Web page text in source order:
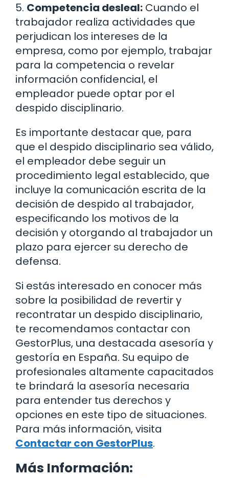
5. Competencia desleal: Cuando el
trabajador realiza actividades que
perjudican los intereses de la
empresa, como por ejemplo, trabajar
para la competencia o revelar
información confidencial, el
empleador puede optar por el
despido disciplinario.
Es importante destacar que, para
que el despido disciplinario sea válido,
el empleador debe seguir un
procedimiento legal establecido, que
incluye la comunicación escrita de la
decisión de despido al trabajador,
especificando los motivos de la
decisión y otorgando al trabajador un
plazo para ejercer su derecho de
defensa.
Si estás interesado en conocer más
sobre la posibilidad de revertir y
recontratar un despido disciplinario,
te recomendamos contactar con
GestorPlus, una destacada asesoría y
gestoría en España. Su equipo de
profesionales altamente capacitados
te brindará la asesoría necesaria
para entender tus derechos y
opciones en este tipo de situaciones.
Para más información, visita
Contactar con GestorPlus.
Más Información: